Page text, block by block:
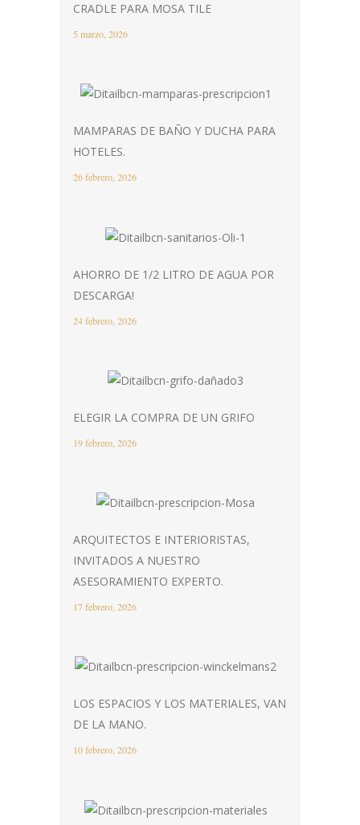
CRADLE PARA MOSA TILE
5 marzo, 2026
MAMPARAS DE BAÑO Y DUCHA PARA
HOTELES.
26 febrero, 2026
AHORRO DE 1/2 LITRO DE AGUA POR
DESCARGA!
24 febrero, 2026
ELEGIR LA COMPRA DE UN GRIFO
19 febrero, 2026
ARQUITECTOS E INTERIORISTAS,
INVITADOS A NUESTRO
ASESORAMIENTO EXPERTO.
17 febrero, 2026
LOS ESPACIOS Y LOS MATERIALES, VAN
DE LA MANO.
10 febrero, 2026